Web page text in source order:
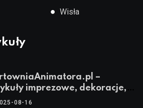
● Wisła
–
imprezowe, dekoracje,
i akcesoria dla animatorów
08-16